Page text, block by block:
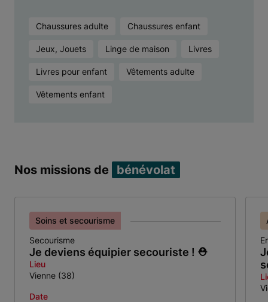
Chaussures adulte Chaussures enfant
Jeux, Jouets Linge de maison Livres
Livres pour enfant Vêtements adulte
Vêtements enfant
Nos missions de bénévolat
Je deviens équipier secouriste ! ⛑️
Soins et secourisme
Secourisme
Lieu
Vienne (38)
Date